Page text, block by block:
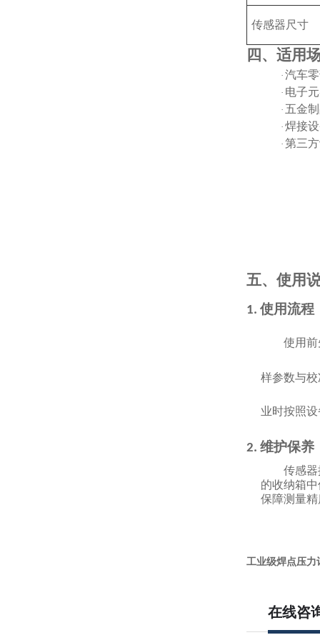
传感器尺寸
四、适用
· 汽车
· 电子
· 五金
· 焊接
· 第三
五、使用
1. 使用流程
使用
样参数与
业时按照
2. 维护保养
传感
的收纳箱
保障测量
工业级焊点压力
在线咨